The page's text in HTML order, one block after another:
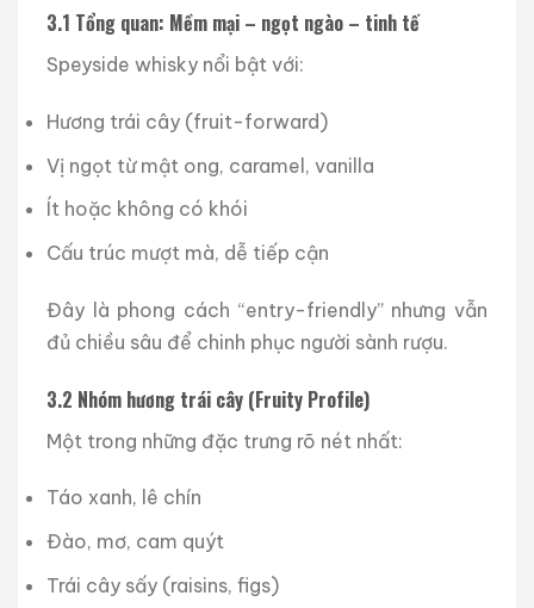
3.1 Tổng quan: Mềm mại – ngọt ngào – tinh tế
Speyside whisky nổi bật với:
Hương trái cây (fruit-forward)
Vị ngọt từ mật ong, caramel, vanilla
Ít hoặc không có khói
Cấu trúc mượt mà, dễ tiếp cận
Đây là phong cách “entry-friendly” nhưng vẫn
đủ chiều sâu để chinh phục người sành rượu.
3.2 Nhóm hương trái cây (Fruity Profile)
Một trong những đặc trưng rõ nét nhất:
Táo xanh, lê chín
Đào, mơ, cam quýt
Trái cây sấy (raisins, figs)